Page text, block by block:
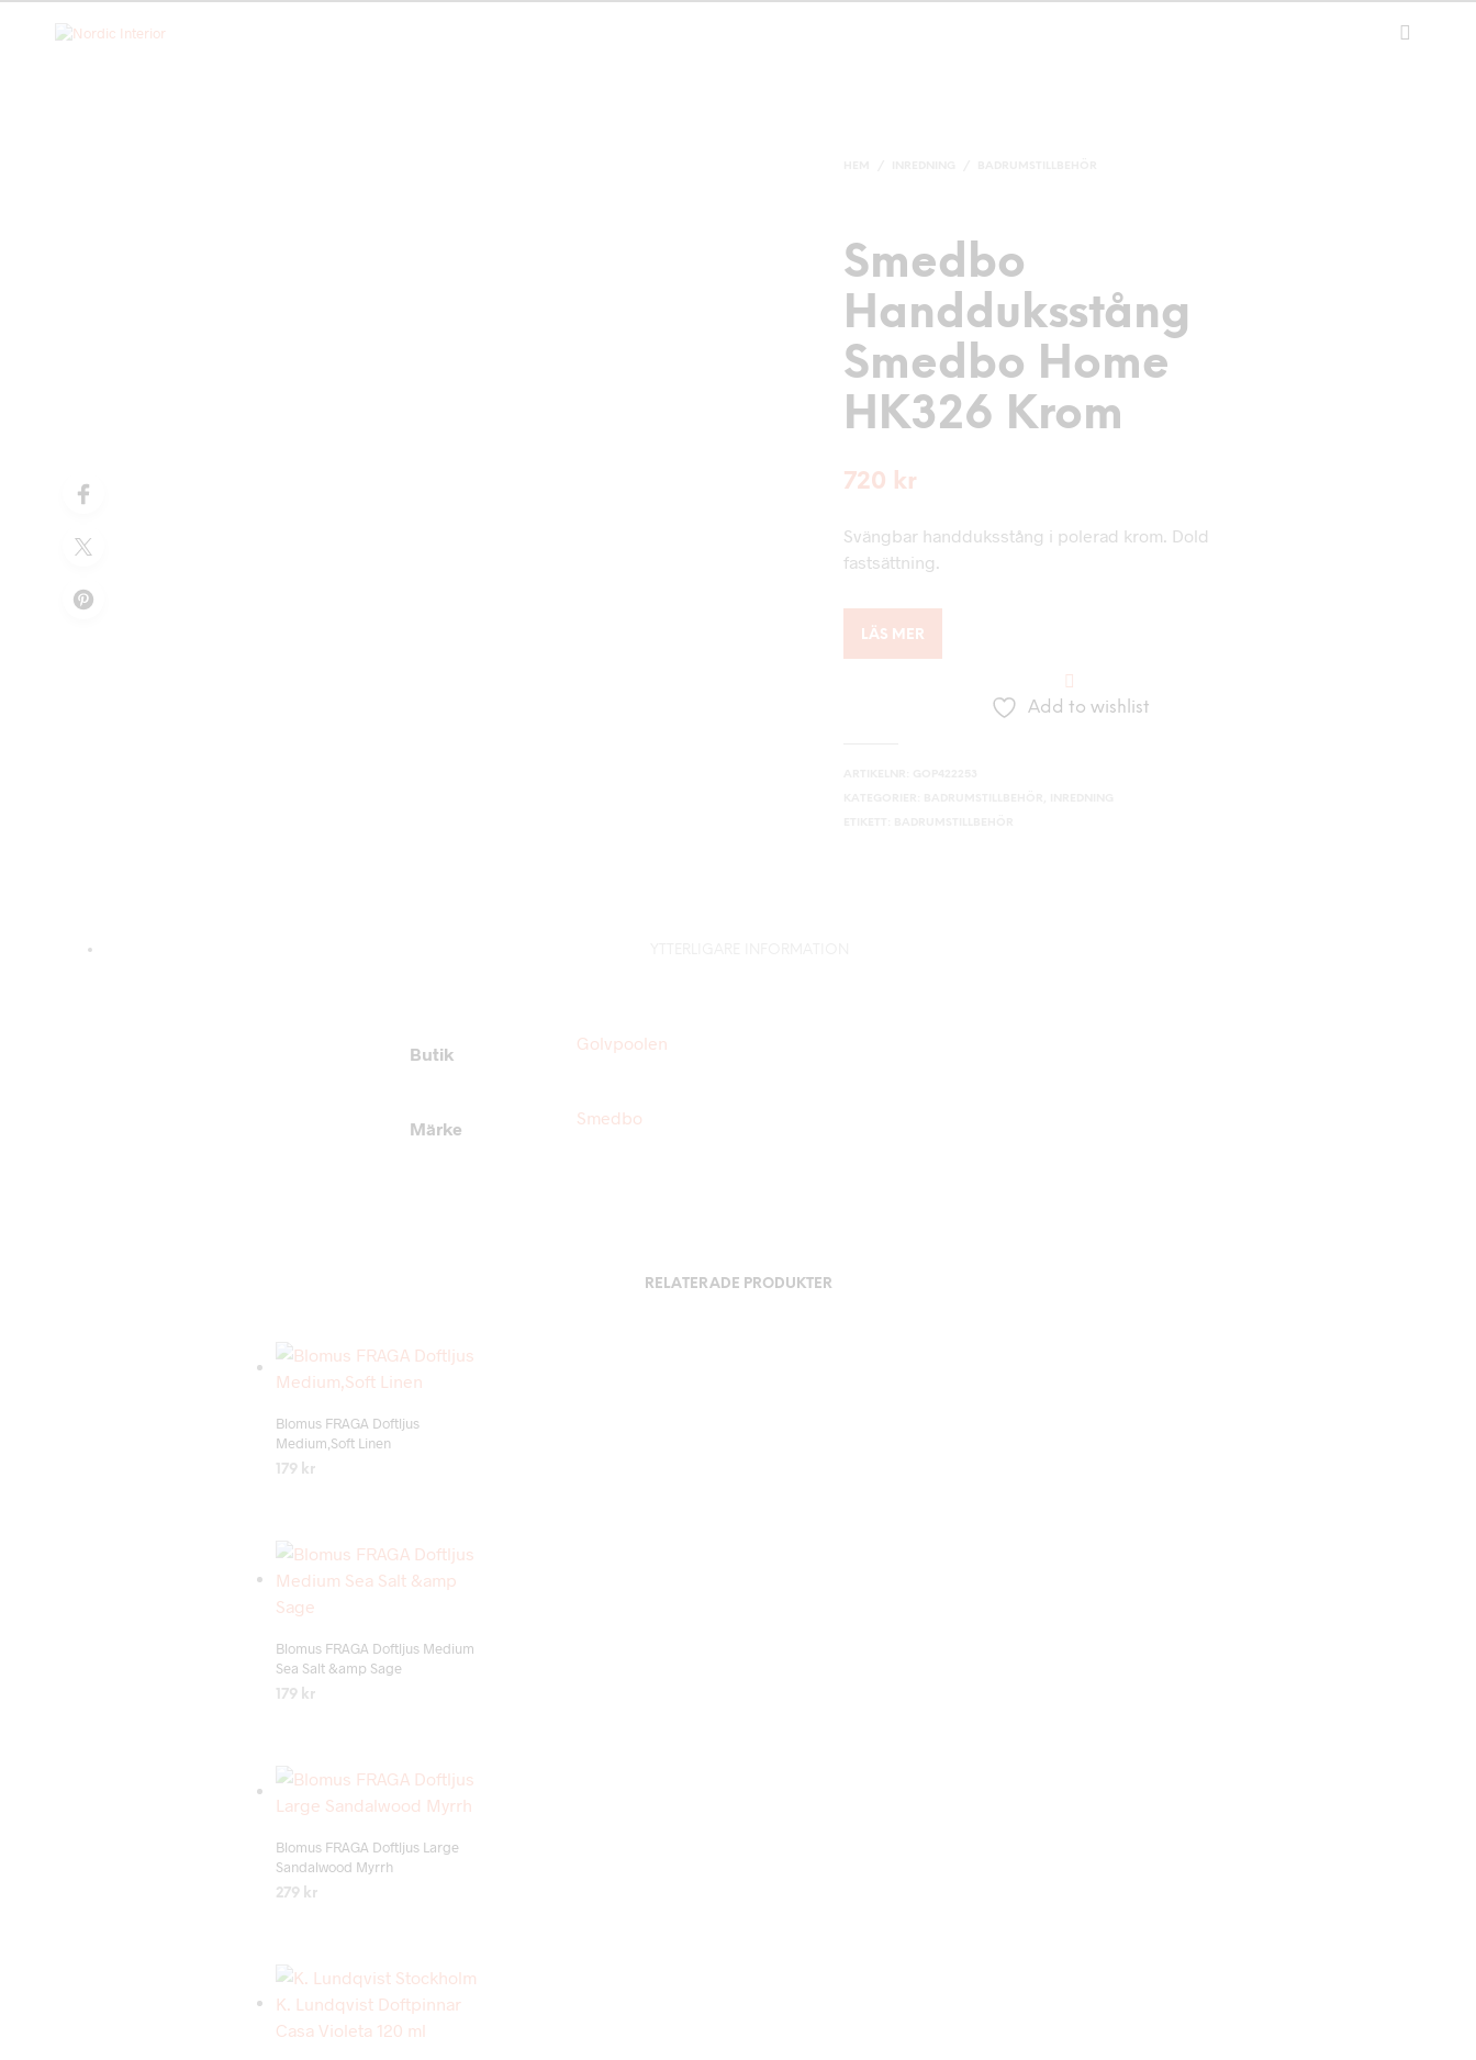
Smedbo
Handduksstång
Smedbo Home
HK326 Krom
720 kr
Svängbar handduksstång i polerad krom. Dold
fastsättning.
LÄS MER
Add to wishlist
Butik
Golvpoolen
Märke
Smedbo
RELATERADE PRODUKTER
Add to wishlist
Blomus FRAGA Doftljus
Medium,Soft Linen
179 kr
Blomus FRAGA Doftljus Medium
Sea Salt &amp Sage
179 kr
Add to wishlist
Blomus FRAGA Doftljus Large
Sandalwood Myrrh
279 kr
Add to wishlist